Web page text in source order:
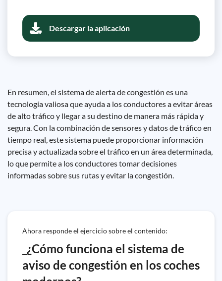
Descargar la aplicación
En resumen, el sistema de alerta de congestión es una
tecnología valiosa que ayuda a los conductores a evitar áreas
de alto tráfico y llegar a su destino de manera más rápida y
segura. Con la combinación de sensores y datos de tráfico en
tiempo real, este sistema puede proporcionar información
precisa y actualizada sobre el tráfico en un área determinada,
lo que permite a los conductores tomar decisiones
informadas sobre sus rutas y evitar la congestión.
Ahora responde el ejercicio sobre el contenido:
_¿Cómo funciona el sistema de
aviso de congestión en los coches